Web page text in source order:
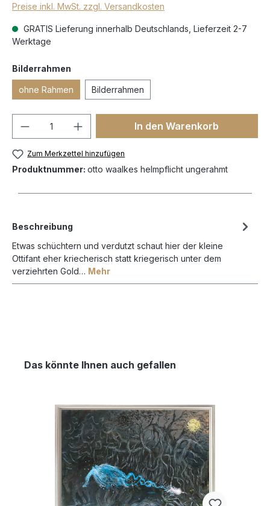
Preise inkl. MwSt. zzgl. Versandkosten
GRATIS Lieferung innerhalb Deutschlands, Lieferzeit 2-7
Werktage
Bilderrahmen
ohne Rahmen Bilderrahmen
In den Warenkorb
Zum Merkzettel hinzufügen
Produktnummer: otto waalkes helmpflicht ungerahmt
Beschreibung
Etwas schüchtern und verdutzt schaut hier der kleine
Ottifant eher kriecherisch statt kriegerisch unter dem
verziehrten Gold… Mehr
Das könnte Ihnen auch gefallen